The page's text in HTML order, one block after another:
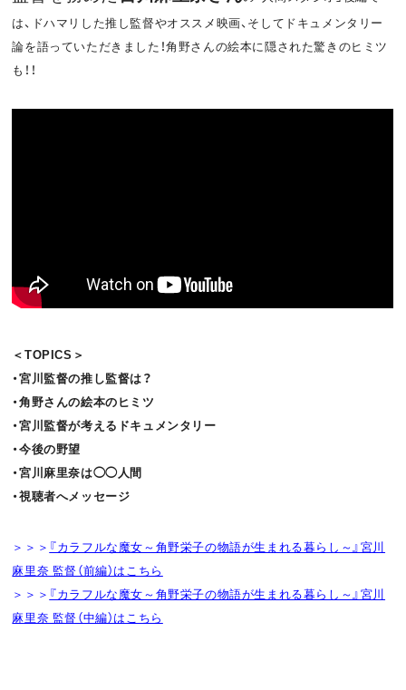
は、ドハマリした推し監督やオススメ映画、そしてドキュメンタリー
論を語っていただきました！角野さんの絵本に隠された驚きのヒミツ
も！！
＜TOPICS＞
・宮川監督の推し監督は？
・角野さんの絵本のヒミツ
・宮川監督が考えるドキュメンタリー
・今後の野望
・宮川麻里奈は◯◯人間
・視聴者へメッセージ
＞＞＞ 『カラフルな魔女～角野栄子の物語が生まれる暮らし～』宮川
麻里奈 監督（前編）はこちら
＞＞＞ 『カラフルな魔女～角野栄子の物語が生まれる暮らし～』宮川
麻里奈 監督（中編）はこちら